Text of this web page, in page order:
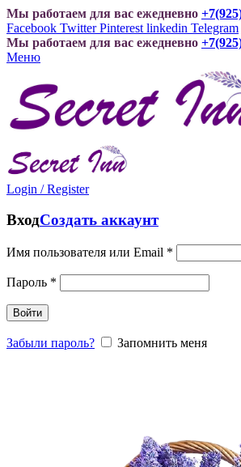
Мы работаем для вас ежедневно
Facebook Twitter Pinterest linkedin Telegram
Мы работаем для вас ежедневно
Меню
Login / Register
ВходСоздать аккаунт
Имя пользователя или Email *
Пароль *
Войти
Забыли пароль? Запомнить меня